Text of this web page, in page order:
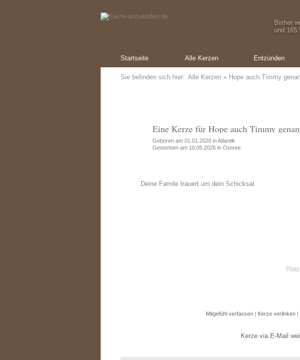
Bisher
und
Startseite Alle Kerzen Entzünden
Sie befinden sich hier: Alle Kerzen » Hope auch Timmy
Eine Kerze für Hope auch Timmy
Geboren am 01.01.2020 in Atlantik
Gestorben am 10.05.2026 in Ostsee
Deine Famile trauert um dein Schicksal
Mitgefühl verfassen | Kerze verlinken |
Kerze via E-Mail